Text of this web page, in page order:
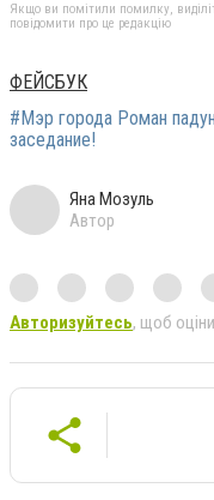
Якщо ви помітили помилку,
повідомити про це редакцію
ФЕЙСБУК
#Мэр города Роман
заседание!
Яна Мозуль
Автор
Авторизуйтесь, щоб